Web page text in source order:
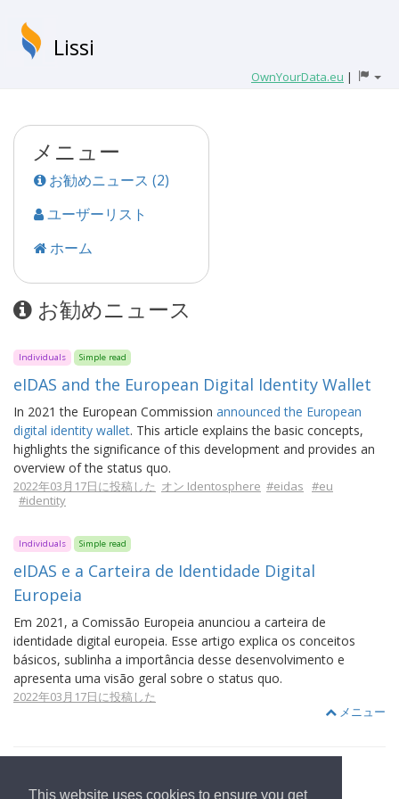
This website uses cookies to ensure you get
Lissi
OwnYourData.eu |
メニュー
お勧めニュース (2)
ユーザーリスト
ホーム
お勧めニュース
Individuals Simple read
eIDAS and the European Digital Identity Wallet
In 2021 the European Commission announced the European
digital identity wallet. This article explains the basic concepts,
highlights the significance of this development and provides an
overview of the status quo.
2022年03月17日に投稿した オン Identosphere #eidas #eu
#identity
Individuals Simple read
eIDAS e a Carteira de Identidade Digital
Europeia
Em 2021, a Comissão Europeia anunciou a carteira de
identidade digital europeia. Esse artigo explica os conceitos
básicos, sublinha a importância desse desenvolvimento e
apresenta uma visão geral sobre o status quo.
2022年03月17日に投稿した
メニュー